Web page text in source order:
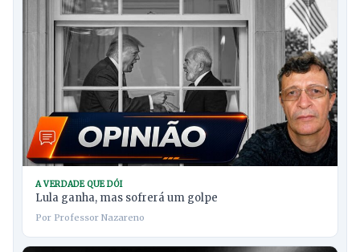
A VERDADE QUE DÓI
Lula ganha, mas sofrerá um golpe
Por Professor Nazareno